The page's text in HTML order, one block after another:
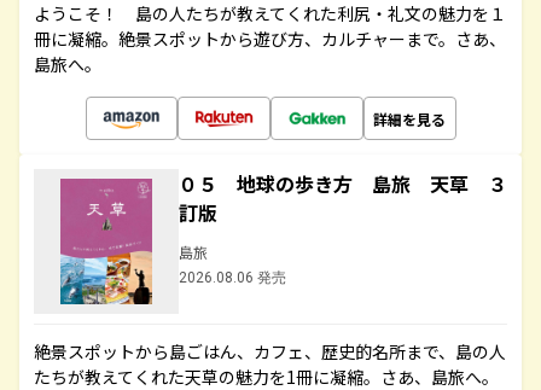
ようこそ！ 島の人たちが教えてくれた利尻・礼文の魅力を１
冊に凝縮。絶景スポットから遊び方、カルチャーまで。さあ、
島旅へ。
詳細を見る
０５ 地球の歩き方 島旅 天草 ３
訂版
島旅
2026.08.06 発売
絶景スポットから島ごはん、カフェ、歴史的名所まで、島の人
たちが教えてくれた天草の魅力を1冊に凝縮。さあ、島旅へ。